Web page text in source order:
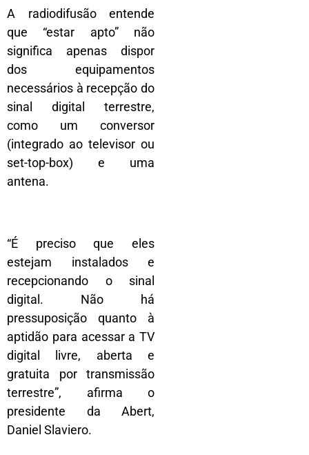
A radiodifusão entende
que “estar apto” não
significa apenas dispor
dos equipamentos
necessários à recepção do
sinal digital terrestre,
como um conversor
(integrado ao televisor ou
set-top-box) e uma
antena.
“É preciso que eles
estejam instalados e
recepcionando o sinal
digital. Não há
pressuposição quanto à
aptidão para acessar a TV
digital livre, aberta e
gratuita por transmissão
terrestre”, afirma o
presidente da Abert,
Daniel Slaviero.